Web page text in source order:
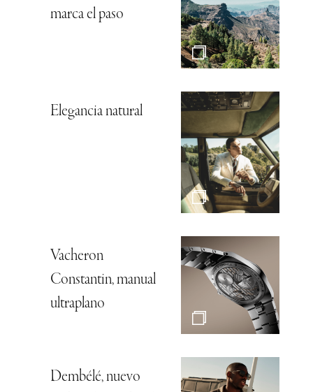
marca el paso
Elegancia natural
Vacheron
Constantin, manual
ultraplano
Dembélé, nuevo